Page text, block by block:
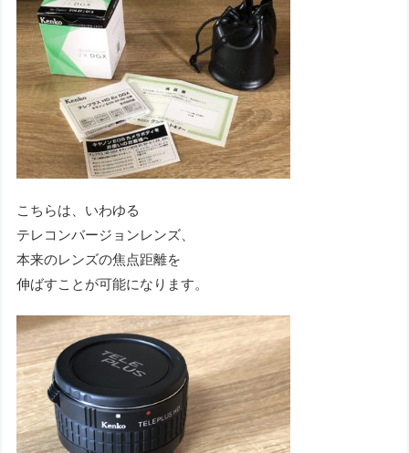
こちらは、いわゆる
テレコンバージョンレンズ、
本来のレンズの焦点距離を
伸ばすことが可能になります。